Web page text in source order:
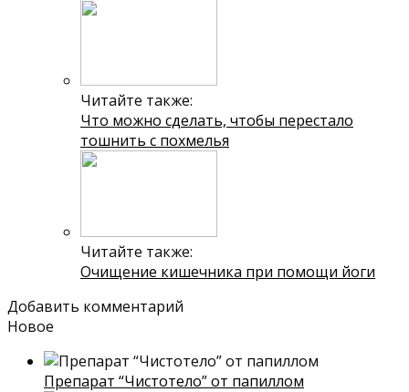
Читайте также:
Что можно сделать, чтобы перестало
тошнить с похмелья
Читайте также:
Очищение кишечника при помощи йоги
Добавить комментарий
Новое
Препарат “Чистотело” от папиллом